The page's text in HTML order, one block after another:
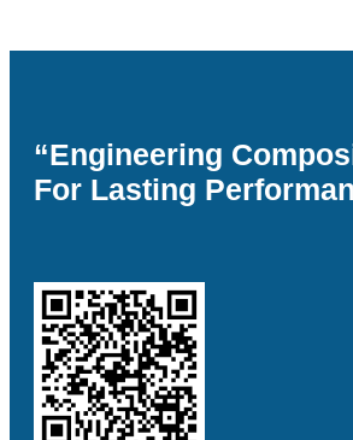
“Engineering
For Lasting